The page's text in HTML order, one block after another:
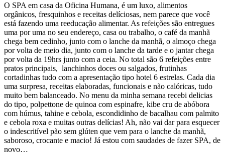
O SPA em casa da Oficina Humana, é um luxo, alimentos
orgânicos, fresquinhos e receitas delíciosas, nem parece que você
está fazendo uma reeducação alimentar. As refeições são entregues
uma por uma no seu endereço, casa ou trabalho, o café da manhã
chega bem cedinho, junto com o lanche da manhã, o almoço chega
por volta de meio dia, junto com o lanche da tarde e o jantar chega
por volta da 19hrs junto com a ceia. No total são 6 refeições entre
pratos principais, lanchinhos doces ou salgados, frutinhas
cortadinhas tudo com a apresentação tipo hotel 6 estrelas. Cada dia
uma surpresa, receitas elaboradas, funcionais e não calóricas, tudo
muito bem balanceado. No menu da minha semana recebi delicias
do tipo, polpettone de quinoa com espinafre, kibe cru de abóbora
com húmus, tahine e cebola, escondidinho de bacalhau com palmito
e cebola roxa e muitas outras delícias! Ah, não vai dar para esquecer
o indescritível pão sem glúten que vem para o lanche da manhã,
saboroso, crocante e macio! Já estou com saudades de fazer SPA, de
novo…